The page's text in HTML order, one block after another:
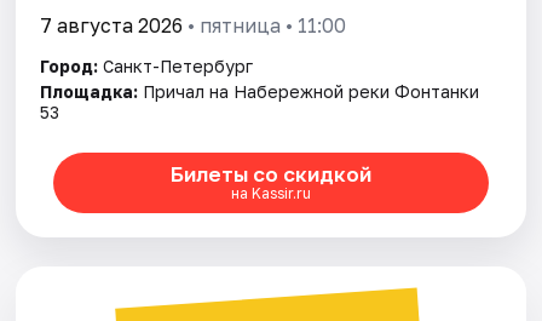
Артисты
Рейтинги
7 августа 2026 • пятница • 11:00
Город: Санкт-Петербург
Площадка: Причал на Набережной реки Фонтанки
53
Билеты со скидкой
на Kassir.ru